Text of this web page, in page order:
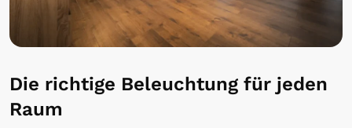
Die richtige Beleuchtung für jeden
Raum